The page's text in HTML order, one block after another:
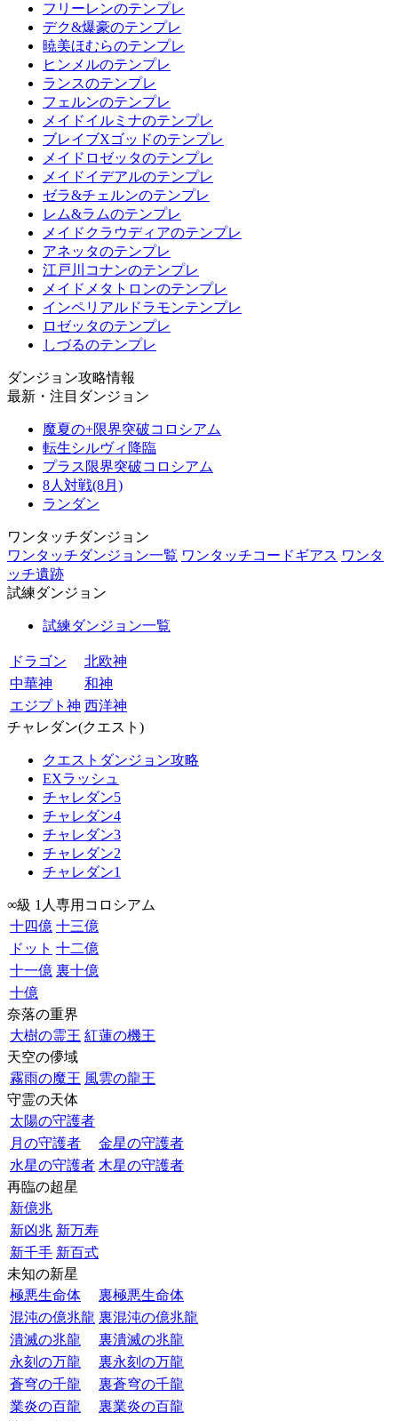
フリーレンのテンプレ
デク&爆豪のテンプレ
暁美ほむらのテンプレ
ヒンメルのテンプレ
ランスのテンプレ
フェルンのテンプレ
メイドイルミナのテンプレ
ブレイブXゴッドのテンプレ
メイドロゼッタのテンプレ
メイドイデアルのテンプレ
ゼラ&チェルンのテンプレ
レム&ラムのテンプレ
メイドクラウディアのテンプレ
アネッタのテンプレ
江戸川コナンのテンプレ
メイドメタトロンのテンプレ
インペリアルドラモンテンプレ
ロゼッタのテンプレ
しづるのテンプレ
ダンジョン攻略情報
最新・注目ダンジョン
魔夏の+限界突破コロシアム
転生シルヴィ降臨
プラス限界突破コロシアム
8人対戦(8月)
ランダン
ワンタッチダンジョン
ワンタッチダンジョン一覧 ワンタッチコードギアス ワンタ
ッチ遺跡
試練ダンジョン
試練ダンジョン一覧
ドラゴン
北欧神
中華神
和神
エジプト神 西洋神
チャレダン(クエスト)
クエストダンジョン攻略
EXラッシュ
チャレダン5
チャレダン4
チャレダン3
チャレダン2
チャレダン1
∞級 1人専用コロシアム
十四億 十三億
ドット 十二億
十一億 裏十億
十億
奈落の重界
大樹の霊王 紅蓮の機王
天空の儚域
霧雨の魔王 風雲の龍王
守霊の天体
太陽の守護者
月の守護者
金星の守護者
水星の守護者 木星の守護者
再臨の超星
新億兆
新凶兆 新万寿
新千手 新百式
未知の新星
極悪生命体
裏極悪生命体
混沌の億兆龍 裏混沌の億兆龍
潰滅の兆龍
裏潰滅の兆龍
永刻の万龍
裏永刻の万龍
蒼穹の千龍
裏蒼穹の千龍
業炎の百龍
裏業炎の百龍